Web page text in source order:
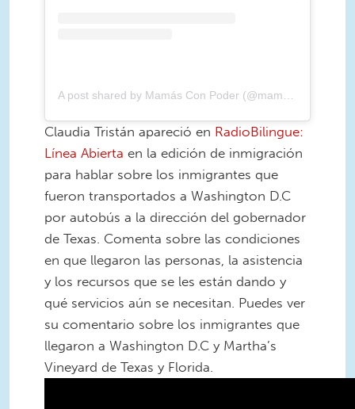
Claudia Tristán apareció en RadioBilingue:
Línea Abierta en la edición de inmigración
para hablar sobre los inmigrantes que
fueron transportados a Washington D.C
por autobús a la dirección del gobernador
de Texas. Comenta sobre las condiciones
en que llegaron las personas, la asistencia
y los recursos que se les están dando y
qué servicios aún se necesitan. Puedes ver
su comentario sobre los inmigrantes que
llegaron a Washington D.C y Martha’s
Vineyard de Texas y Florida.